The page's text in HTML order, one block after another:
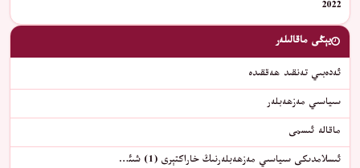
2022
يېڭى ماقالىلەر
ئەدەبىي تەنقىد ھەققىدە
سىياسىي مەزھەبلەر
ماقالە ئىسمى
ئىسلامدىكى سىياسىي مەزھەبلەرنىڭ خاراكتېرى (1) شىئ…